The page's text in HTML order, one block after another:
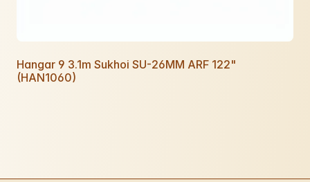
Hangar 9 3.1m Sukhoi SU-26MM ARF 122"
(HAN1060)